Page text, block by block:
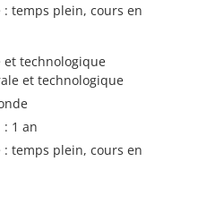
temps plein, cours en
et technologique
et technologique
1 an
temps plein, cours en